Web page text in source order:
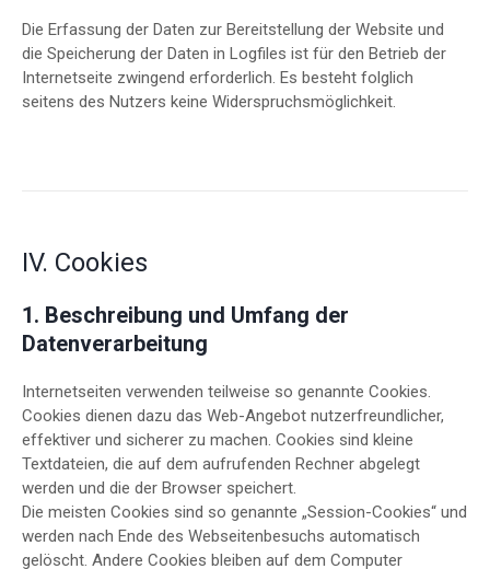
Die Erfassung der Daten zur Bereitstellung der Website und
die Speicherung der Daten in Logfiles ist für den Betrieb der
Internetseite zwingend erforderlich. Es besteht folglich
seitens des Nutzers keine Widerspruchsmöglichkeit.
IV. Cookies
1. Beschreibung und Umfang der
Datenverarbeitung
Internetseiten verwenden teilweise so genannte Cookies.
Cookies dienen dazu das Web-Angebot nutzerfreundlicher,
effektiver und sicherer zu machen. Cookies sind kleine
Textdateien, die auf dem aufrufenden Rechner abgelegt
werden und die der Browser speichert.
Die meisten Cookies sind so genannte „Session-Cookies“ und
werden nach Ende des Webseitenbesuchs automatisch
gelöscht. Andere Cookies bleiben auf dem Computer